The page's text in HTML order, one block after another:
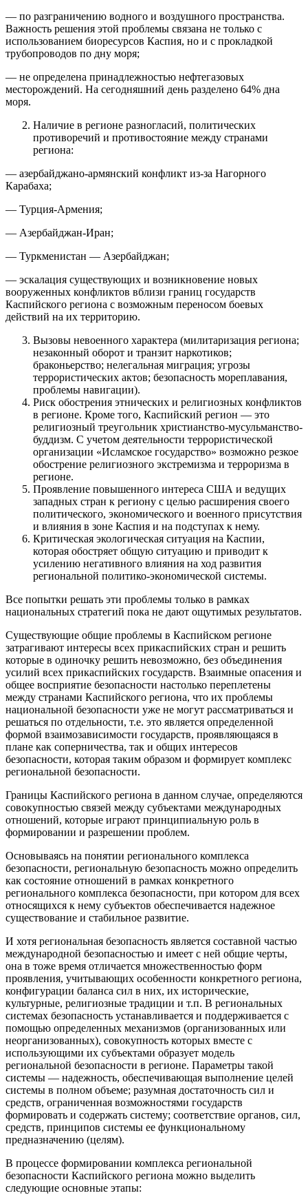
— по разграничению водного и воздушного пространства.
Важность решения этой проблемы связана не только с
использованием биоресурсов Каспия, но и с прокладкой
трубопроводов по дну моря;
— не определена принадлежностью нефтегазовых
месторождений. На сегодняшний день разделено 64% дна
моря.
Наличие в регионе разногласий, политических
противоречий и противостояние между странами
региона:
— азербайджано-армянский конфликт из-за Нагорного
Карабаха;
— Турция-Армения;
— Азербайджан-Иран;
— Туркменистан — Азербайджан;
— эскалация существующих и возникновение новых
вооруженных конфликтов вблизи границ государств
Каспийского региона с возможным переносом боевых
действий на их территорию.
Вызовы невоенного характера (милитаризация региона;
незаконный оборот и транзит наркотиков;
браконьерство; нелегальная миграция; угрозы
террористических актов; безопасность мореплавания,
проблемы навигации).
Риск обострения этнических и религиозных конфликтов
в регионе. Кроме того, Каспийский регион — это
религиозный треугольник христианство-мусульманство-
буддизм. С учетом деятельности террористической
организации «Исламское государство» возможно резкое
обострение религиозного экстремизма и терроризма в
регионе.
Проявление повышенного интереса США и ведущих
западных стран к региону с целью расширения своего
политического, экономического и военного присутствия
и влияния в зоне Каспия и на подступах к нему.
Критическая экологическая ситуация на Каспии,
которая обостряет общую ситуацию и приводит к
усилению негативного влияния на ход развития
региональной политико-экономической системы.
Все попытки решать эти проблемы только в рамках
национальных стратегий пока не дают ощутимых результатов.
Существующие общие проблемы в Каспийском регионе
затрагивают интересы всех прикаспийских стран и решить
которые в одиночку решить невозможно, без объединения
усилий всех прикаспийских государств. Взаимные опасения и
общее восприятие безопасности настолько переплетены
между странами Каспийского региона, что их проблемы
национальной безопасности уже не могут рассматриваться и
решаться по отдельности, т.е. это является определенной
формой взаимозависимости государств, проявляющаяся в
плане как соперничества, так и общих интересов
безопасности, которая таким образом и формирует комплекс
региональной безопасности.
Границы Каспийского региона в данном случае, определяются
совокупностью связей между субъектами международных
отношений, которые играют принципиальную роль в
формировании и разрешении проблем.
Основываясь на понятии регионального комплекса
безопасности, региональную безопасность можно определить
как состояние отношений в рамках конкретного
регионального комплекса безопасности, при котором для всех
относящихся к нему субъектов обеспечивается надежное
существование и стабильное развитие.
И хотя региональная безопасность является составной частью
международной безопасностью и имеет с ней общие черты,
она в тоже время отличается множественностью форм
проявления, учитывающих особенности конкретного региона,
конфигурации баланса сил в них, их исторические,
культурные, религиозные традиции и т.п. В региональных
системах безопасность устанавливается и поддерживается с
помощью определенных механизмов (организованных или
неорганизованных), совокупность которых вместе с
использующими их субъектами образует модель
региональной безопасности в регионе. Параметры такой
системы — надежность, обеспечивающая выполнение целей
системы в полном объеме; разумная достаточность сил и
средств, ограниченная возможностями государств
формировать и содержать систему; соответствие органов, сил,
средств, принципов системы ее функциональному
предназначению (целям).
В процессе формировании комплекса региональной
безопасности Каспийского региона можно выделить
следующие основные этапы: